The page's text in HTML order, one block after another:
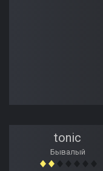
tonic
Бывалый